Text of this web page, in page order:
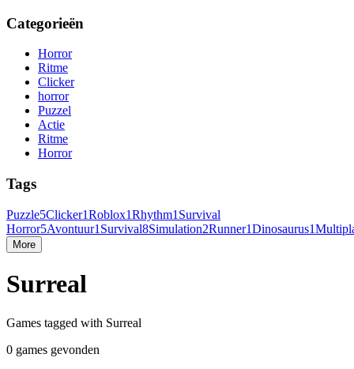
Categorieën
Horror
Ritme
Clicker
horror
Puzzel
Actie
Ritme
Horror
Tags
Puzzle5Clicker1Roblox1Rhythm1 Survival
Horror5Avontuur1 Survival8Simulation2Runner1Dinosaurus1
More
Surreal
Games tagged with Surreal
0 games gevonden